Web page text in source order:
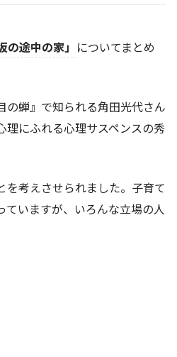
の途中の家」 についてまとめ
の蝉』で知られる角田光代さん
理にふれる心理サスペンスの秀
を考えさせられました。子育て
ていますが、いろんな立場の人